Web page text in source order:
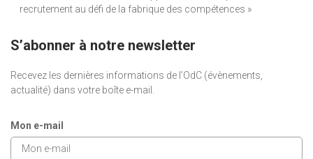
recrutement au défi de la fabrique des compétences »
S’abonner à notre newsletter
Recevez les dernières informations de l’OdC (évènements,
actualité) dans votre boîte e-mail.
Mon e-mail